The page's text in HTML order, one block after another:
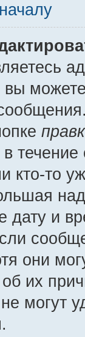
можете
в
кто-то
дату и
они
их
могут